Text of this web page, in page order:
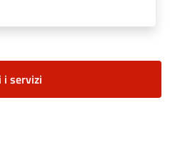
i servizi